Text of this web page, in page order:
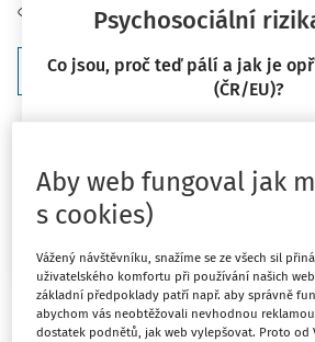
Psychosociální
Co jsou, proč teď pálí a jak je
(ČR/EU)?
Mgr. Lucie
Sledovat téma
Filtr
Řadit podle:
Nejnovější
Nejstarší
PRACOVNÍ SITUACE
Výdejníky, sodobary a
pracovišti
Aby web fungoval jak
s cookies)
Vážený návštěvníku, snažíme se ze všech sil
uživatelského komfortu při používání našich
základní předpoklady patří např. aby správně
abychom vás neobtěžovali nevhodnou
dostatek podnětů, jak web vylepšovat. Proto od